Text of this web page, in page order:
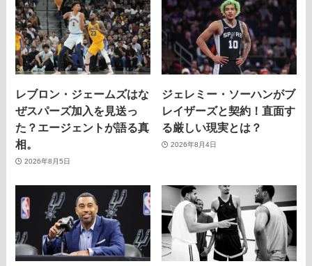
レブロン・ジェームズはな
ぜスパーズ加入を見送っ
た？エージェントが語る真
相。
2026年8月5日
ジェレミー・ソーハンがブ
レイザーズと契約！直面す
る厳しい現実とは？
2026年8月4日